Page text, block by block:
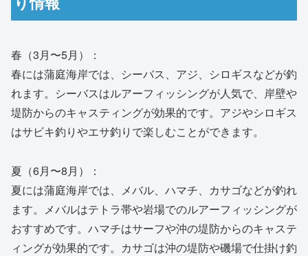
春（3月〜5月）：
春には蒲庭海岸では、シーバス、アジ、シロギスなどが釣
れます。シーバスはルアーフィッシングが人気で、岸壁や
堤防からのキャスティングが効果的です。アジやシロギス
はサビキ釣りやエサ釣りで楽しむことができます。
夏（6月〜8月）：
夏には蒲庭海岸では、メバル、ハマチ、カサゴなどが釣れ
ます。メバルはテトラ帯や岩場でのルアーフィッシングが
おすすめです。ハマチはサーフや沖の堤防からのキャステ
ィングが効果的です。カサゴは沖の堤防や磯場で仕掛け釣